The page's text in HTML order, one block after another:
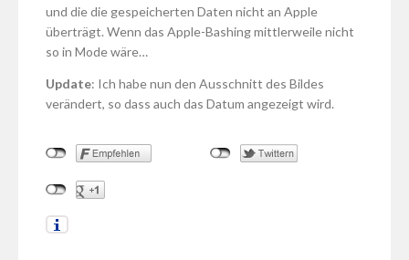
und die die gespeicherten Daten nicht an Apple
überträgt. Wenn das Apple-Bashing mittlerweile nicht
so in Mode wäre…
Update: Ich habe nun den Ausschnitt des Bildes
verändert, so dass auch das Datum angezeigt wird.